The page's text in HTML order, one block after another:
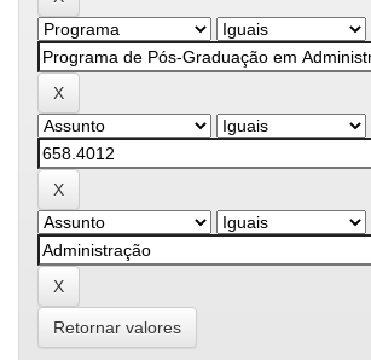
Retornar valores